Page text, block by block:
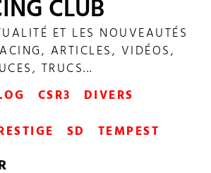
CLUB
ET LES NOUVEAUTÉS
ARTICLES, VIDÉOS,
TRUCS...
CSR3
DIVERS
SD TEMPEST